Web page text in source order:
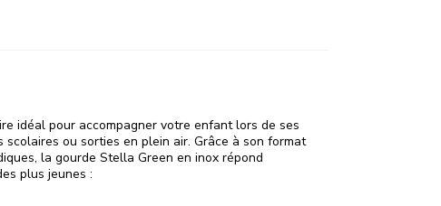
idéal pour accompagner votre enfant lors de ses
scolaires ou sorties en plein air. Grâce à son format
la gourde Stella Green en inox répond
plus jeunes :